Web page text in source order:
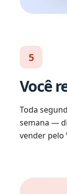
5
Você
Toda
semana —
vender pelo